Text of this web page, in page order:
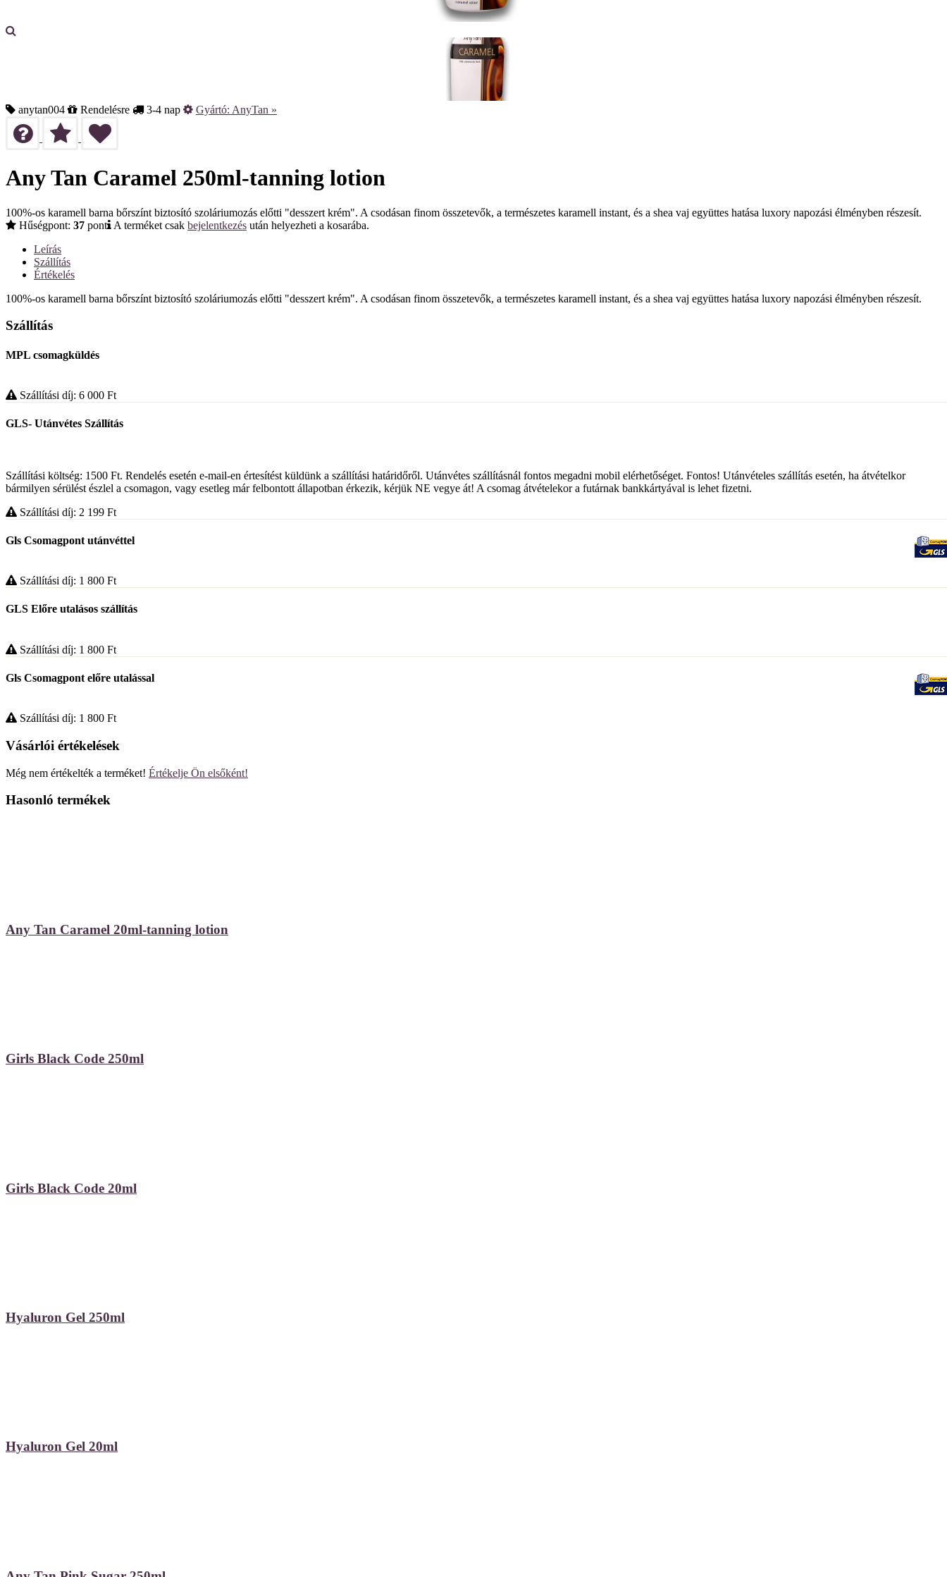
anytan004 Rendelésre 3-4 nap Gyártó: AnyTan »
Any Tan Caramel 250ml-tanning lotion
100%-os karamell barna bőrszínt biztosító szoláriumozás előtti "desszert krém". A csodásan finom összetevők, a természetes karamell instant, és a shea vaj együttes hatása luxory napozási élményben részesít.
Hűségpont: 37 pont A terméket csak bejelentkezés után helyezheti a kosarába.
Leírás
Szállítás
Értékelés
100%-os karamell barna bőrszínt biztosító szoláriumozás előtti "desszert krém". A csodásan finom összetevők, a természetes karamell instant, és a shea vaj együttes hatása luxory napozási élményben részesít.
Szállítás
MPL csomagküldés
Szállítási díj: 6 000 Ft
GLS- Utánvétes Szállítás
Szállítási költség: 1500 Ft. Rendelés esetén e-mail-en értesítést küldünk a szállítási határidőről. Utánvétes szállításnál fontos megadni mobil elérhetőséget. Fontos! Utánvételes szállítás esetén, ha átvételkor
bármilyen sérülést észlel a csomagon, vagy esetleg már felbontott állapotban érkezik, kérjük NE vegye át! A csomag átvételekor a futárnak bankkártyával is lehet fizetni.
Szállítási díj: 2 199 Ft
Gls Csomagpont utánvéttel
Szállítási díj: 1 800 Ft
GLS Előre utalásos szállítás
Szállítási díj: 1 800 Ft
Gls Csomagpont előre utalással
Szállítási díj: 1 800 Ft
Vásárlói értékelések
Még nem értékelték a terméket! Értékelje Ön elsőként!
Hasonló termékek
Any Tan Caramel 20ml-tanning lotion
Girls Black Code 250ml
Girls Black Code 20ml
Hyaluron Gel 250ml
Hyaluron Gel 20ml